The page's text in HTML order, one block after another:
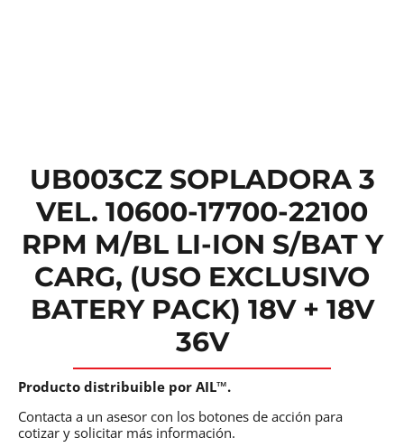
UB003CZ SOPLADORA 3
VEL. 10600-17700-22100
RPM M/BL LI-ION S/BAT Y
CARG, (USO EXCLUSIVO
BATERY PACK) 18V + 18V
36V
Producto distribuible por AIL™.
Contacta a un asesor con los botones de acción para
cotizar y solicitar más información.